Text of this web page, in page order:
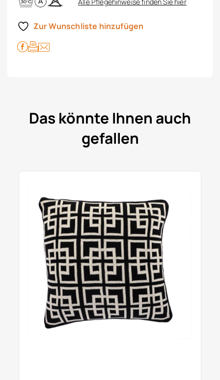
Zur Wunschliste hinzufügen
Das könnte Ihnen auch
gefallen